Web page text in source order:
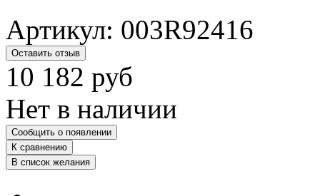
Артикул: 003R92416
Оставить отзыв
10 182 руб
Нет в наличии
Сообщить о появлении
К сравнению
В список желания